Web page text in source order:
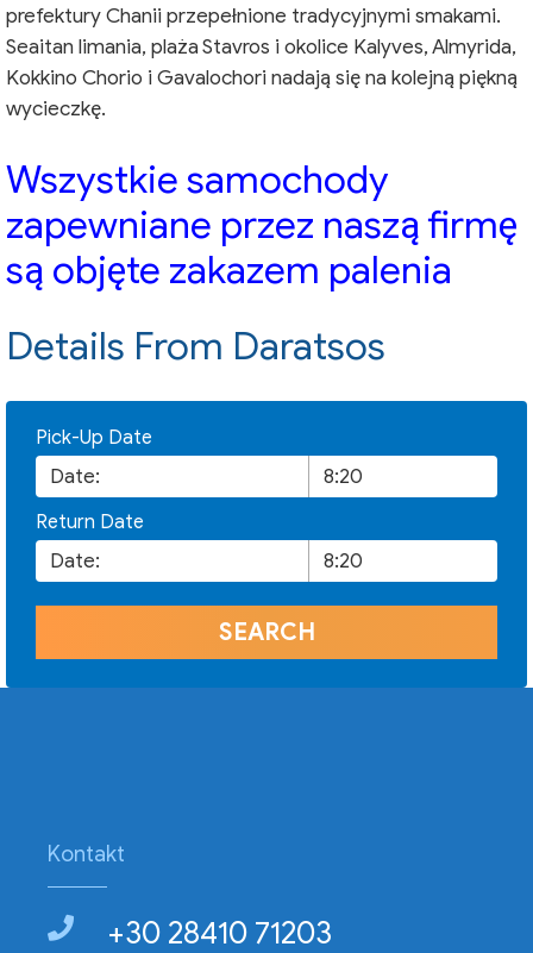
prefektury Chanii przepełnione tradycyjnymi smakami.
Seaitan limania, plaża Stavros i okolice Kalyves, Almyrida,
Kokkino Chorio i Gavalochori nadają się na kolejną piękną
wycieczkę.
Wszystkie samochody
zapewniane przez naszą firmę
są objęte zakazem palenia
Details From Daratsos
Pick-Up Date
Return Date
Kontakt
+30 28410 71203